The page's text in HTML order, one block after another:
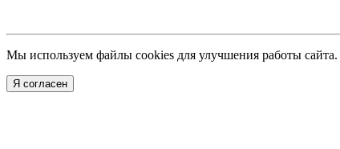
Мы используем файлы cookies для улучшения работы
Я согласен